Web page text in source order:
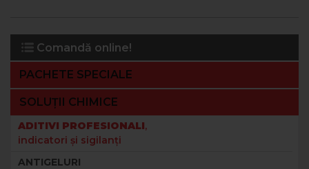
Comandă online!
PACHETE SPECIALE
SOLUȚII CHIMICE
ADITIVI PROFESIONALI,
indicatori şi sigilanţi
ANTIGELURI